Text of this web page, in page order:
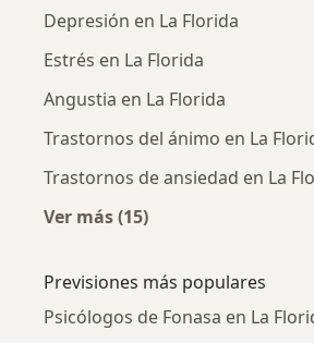
Depresión en La Florida
Estrés en La Florida
Angustia en La Florida
Trastornos del ánimo en La
Trastornos de ansiedad en La
Ver más (15)
Previsiones más populares
Psicólogos de Fonasa en La